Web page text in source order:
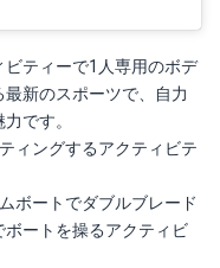
ビティーで1人専用のボデ
新のスポーツで、自力
です。
ィングするアクティビテ
ボートでダブルブレード
ートを操るアクティビ